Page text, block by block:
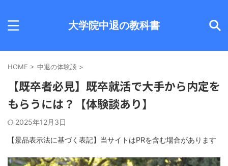
大学院中退の教科書
HOME > 中退の体験談 >
【既卒者必見】既卒就活で大手から内定を
もらうには？【体験談あり】
2025年12月3日
【景品表示法に基づく表記】当サイトはPRを含む場合があります